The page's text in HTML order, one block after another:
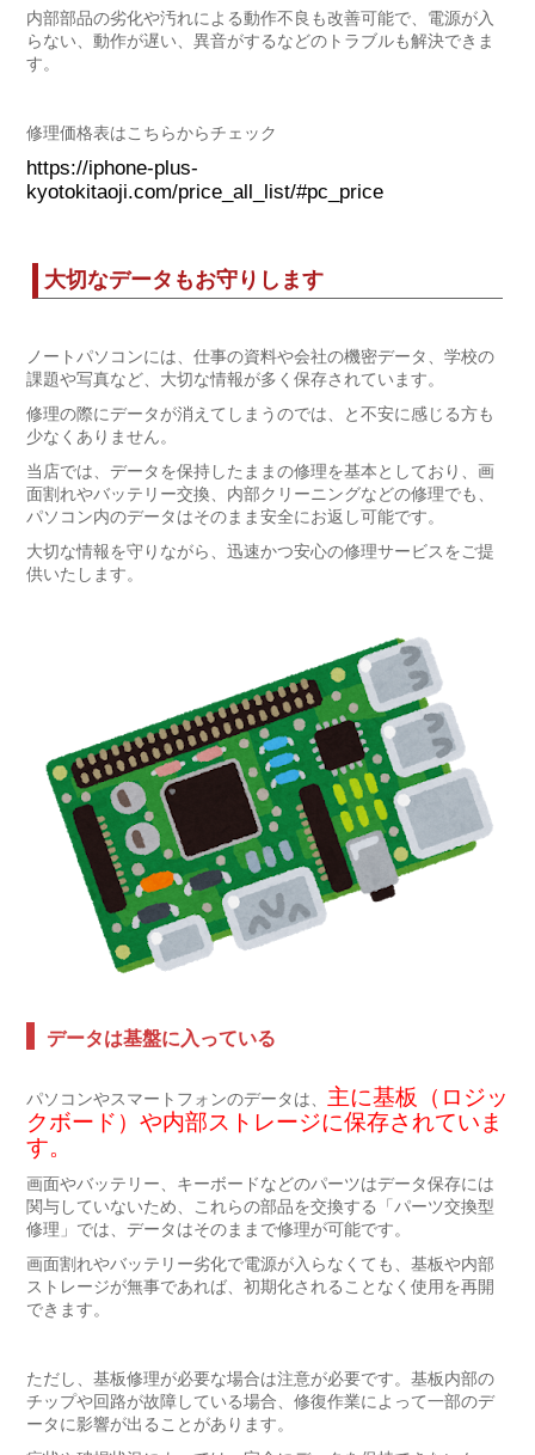
内部部品の劣化や汚れによる動作不良も改善可能で、電源が入
らない、動作が遅い、異音がするなどのトラブルも解決できま
す。
修理価格表はこちらからチェック
https://iphone-plus-
kyotokitaoji.com/price_all_list/#pc_price
大切なデータもお守りします
ノートパソコンには、仕事の資料や会社の機密データ、学校の
課題や写真など、大切な情報が多く保存されています。
修理の際にデータが消えてしまうのでは、と不安に感じる方も
少なくありません。
当店では、データを保持したままの修理を基本としており、画
面割れやバッテリー交換、内部クリーニングなどの修理でも、
パソコン内のデータはそのまま安全にお返し可能です。
大切な情報を守りながら、迅速かつ安心の修理サービスをご提
供いたします。
データは基盤に入っている
パソコンやスマートフォンのデータは、 主に基板（ロジッ
クボード）や内部ストレージに保存されていま
す。
画面やバッテリー、キーボードなどのパーツはデータ保存には
関与していないため、これらの部品を交換する「パーツ交換型
修理」では、データはそのままで修理が可能です。
画面割れやバッテリー劣化で電源が入らなくても、基板や内部
ストレージが無事であれば、初期化されることなく使用を再開
できます。
ただし、基板修理が必要な場合は注意が必要です。基板内部の
チップや回路が故障している場合、修復作業によって一部のデ
ータに影響が出ることがあります。